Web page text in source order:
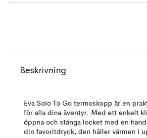
Beskrivning
Eva Solo To Go termoskopp är en
för alla dina äventyr. Med ett enkelt
öppna och stänga locket med en
din favoritdryck, den håller värmen i